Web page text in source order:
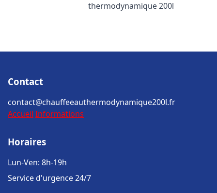
thermodynamique 200l
Contact
contact@chauffeeauthermodynamique200l.fr
Accueil Informations
Horaires
Lun-Ven: 8h-19h
Service d'urgence 24/7